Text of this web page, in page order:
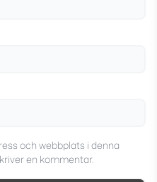
och webbplats i denna
en kommentar.